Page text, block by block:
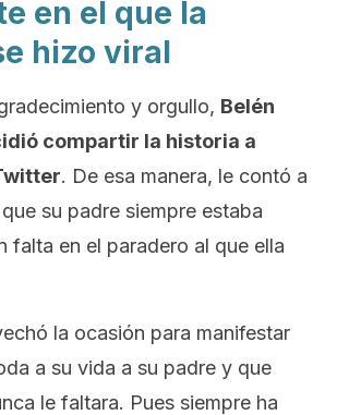
en el que la
hizo viral
y orgullo, Belén
compartir la historia a
. De esa manera, le contó a
su padre siempre estaba
falta en el paradero al que ella
la ocasión para manifestar
a su vida a su padre y que
le faltara. Pues siempre ha